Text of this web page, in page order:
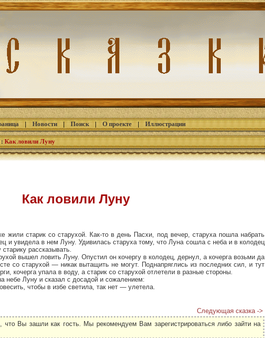
| Новости| Поиск| О проекте| Иллюстрации
: Как ловили Луну
Как ловили Луну
жили старик со старухой. Как-то в день Пасхи, под вечер, старуха пошла набрать
и увидела в нем Луну. Удивилась старуха тому, что Луна сошла с неба и в колодец
рассказывать.
вышел ловить Луну. Опустил он кочергу в колодец, дернул, а кочерга возьми да
со старухой — никак вытащить не могут. Поднапряглись из последних сил, и тут
кочерга упала в воду, а старик со старухой отлетели в разные стороны.
небе Луну и сказал с досадой и сожалением:
чтобы в избе светила, так нет — улетела.
Следующая сказка ->
Вы зашли как гость. Мы рекомендуем Вам зарегистрироваться либо зайти на